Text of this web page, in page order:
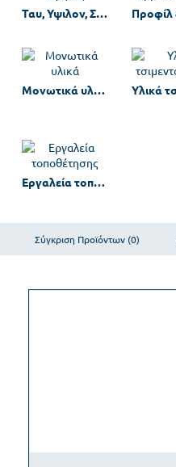
Ταυ, Υψιλον, Σφήνες
Μονωτικά υλικά
Εργαλεία τοποθέτησης
Σύγκριση Προϊόντων (0)